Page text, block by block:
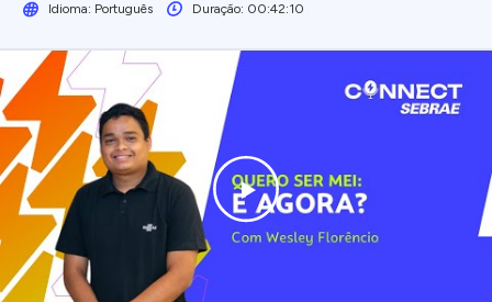
Idioma: Português Duração: 00:42:10